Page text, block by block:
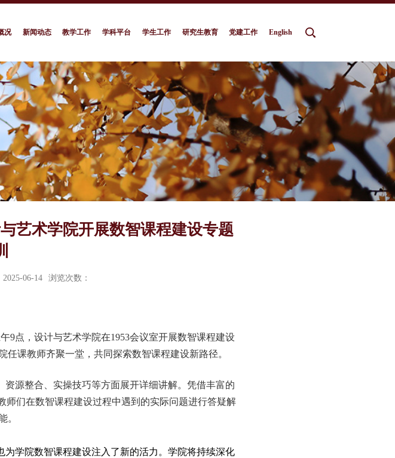
况 新闻动态 教学工作 学科平台 学生工作 研究生教育 党建工作 English
艺术学院开展数智课程建设专题
06-14 浏览次数：
9点，设计与艺术学院在1953会议室开展数智课程建设
课教师齐聚一堂，共同探索数智课程建设新路径。
源整合、实操技巧等方面展开详细讲解。凭借丰富的
师们在数智课程建设过程中遇到的实际问题进行答疑解
。
学院数智课程建设注入了新的活力。学院将持续深化